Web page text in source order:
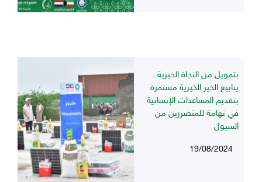
بتمويل من النجاة الخيرية..
ينابيع الخير الخيرية مستمرة
بتقديم المساعدات الإنسانية
في تهامة للمتضررين من
السيول
19/08/2024